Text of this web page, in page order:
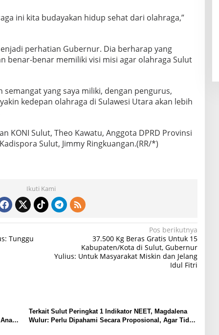
ini kita budayakan hidup sehat dari olahraga,”
perhatian Gubernur. Dia berharap yang
benar-benar memiliki visi misi agar olahraga Sulut
semangat yang saya miliki, dengan pengurus,
kedepan olahraga di Sulawesi Utara akan lebih
KONI Sulut, Theo Kawatu, Anggota DPRD Provinsi
Sulut, Jimmy Ringkuangan.(RR/*)
Ikuti Kami
Tunggu
Pos berikutnya
37.500 Kg Beras Gratis Untuk 15
Kabupaten/Kota di Sulut, Gubernur
Yulius: Untuk Masyarakat Miskin dan Jelang
Idul Fitri
Terkait Sulut Peringkat 1 Indikator NEET, Magdalena
Wulur: Perlu Dipahami Secara Proposional, Agar Tidak